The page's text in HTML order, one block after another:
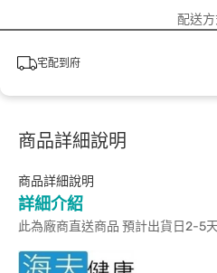
配送
宅配到府
商品詳細說明
商品詳細說明
詳細介紹
此為廠商直送商品 預計出貨日2-5天